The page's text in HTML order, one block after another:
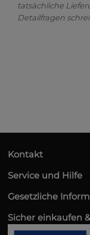
tatsächliche
Detailfragen
Kontakt
Service und Hilfe
Gesetzliche
Sicher einkaufen